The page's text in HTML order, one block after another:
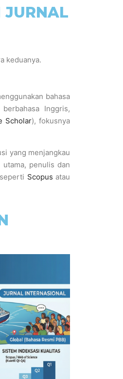
keduanya.
bahasa
Inggris,
Scholar), fokusnya
yang menjangkau
utama, penulis dan
Scopus atau